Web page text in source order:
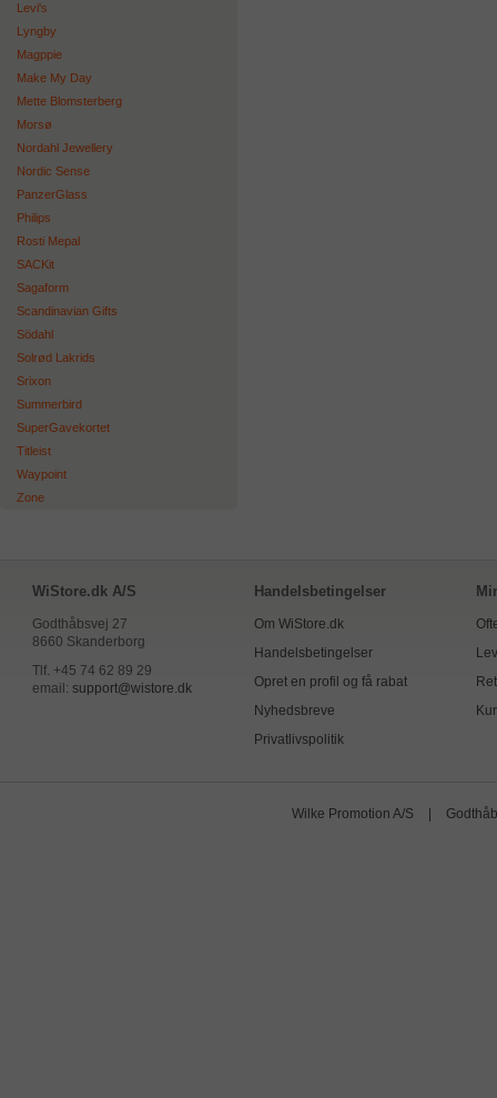
Levi's
Lyngby
Magppie
Make My Day
Mette Blomsterberg
Morsø
Nordahl Jewellery
Nordic Sense
PanzerGlass
Philips
Rosti Mepal
SACKit
Sagaform
Scandinavian Gifts
Södahl
Solrød Lakrids
Srixon
Summerbird
SuperGavekortet
Titleist
Waypoint
Zone
WiStore.dk A/S
Godthåbsvej 27
8660 Skanderborg
Tlf. +45 74 62 89 29
email: support@wistore.dk
Handelsbetingelser
Om WiStore.dk
Handelsbetingelser
Opret en profil og få rabat
Nyhedsbreve
Privatlivspolitik
Wilke Promotion A/S